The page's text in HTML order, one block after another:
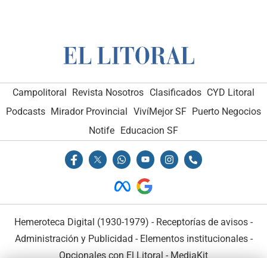
Campolitoral Revista Nosotros Clasificados CYD Litoral
Podcasts Mirador Provincial VivíMejor SF Puerto Negocios
Notife
Educacion SF
Hemeroteca Digital (1930-1979) - Receptorías de avisos -
Administración y Publicidad - Elementos institucionales-
Opcionales con El Litoral - MediaKit